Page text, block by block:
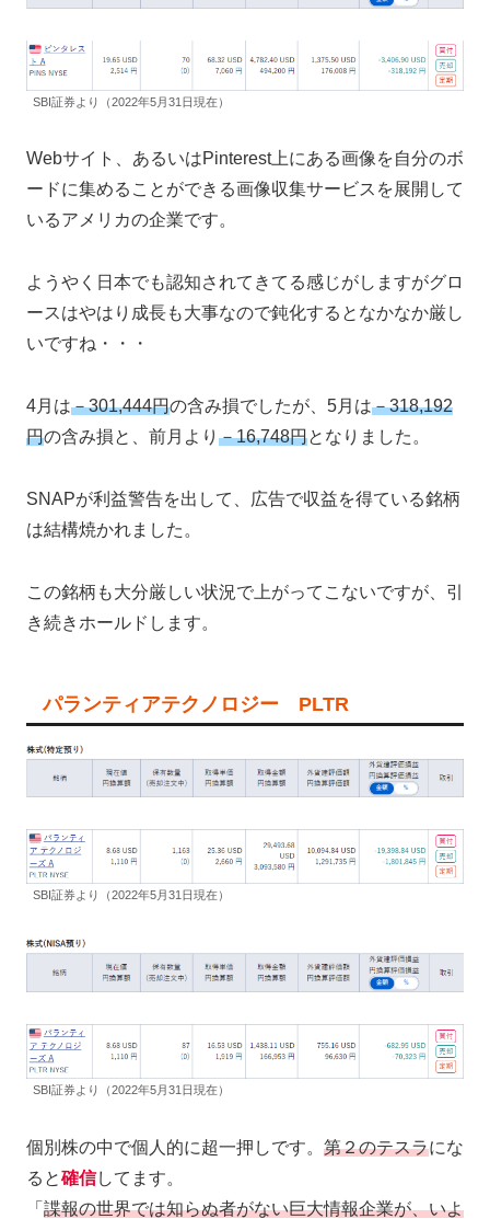
SBI証券より（2022年5月31日現在）
Webサイト、あるいはPinterest上にある画像を自分のボ
ードに集めることができる画像収集サービスを展開して
いるアメリカの企業です。
ようやく日本でも認知されてきてる感じがしますがグロ
ースはやはり成長も大事なので鈍化するとなかなか厳し
いですね・・・
4月は－301,444円の含み損でしたが、5月は－318,192
円の含み損と、前月より －16,748円となりました。
SNAPが利益警告を出して、広告で収益を得ている銘柄
は結構焼かれました。
この銘柄も大分厳しい状況で上がってこないですが、引
き続きホールドします。
パランティアテクノロジー PLTR
SBI証券より（2022年5月31日現在）
SBI証券より（2022年5月31日現在）
個別株の中で個人的に超一押しです。 第２のテスラにな
ると確信してます。
「 諜報の世界では知らぬ者がない巨大情報企業が、いよ